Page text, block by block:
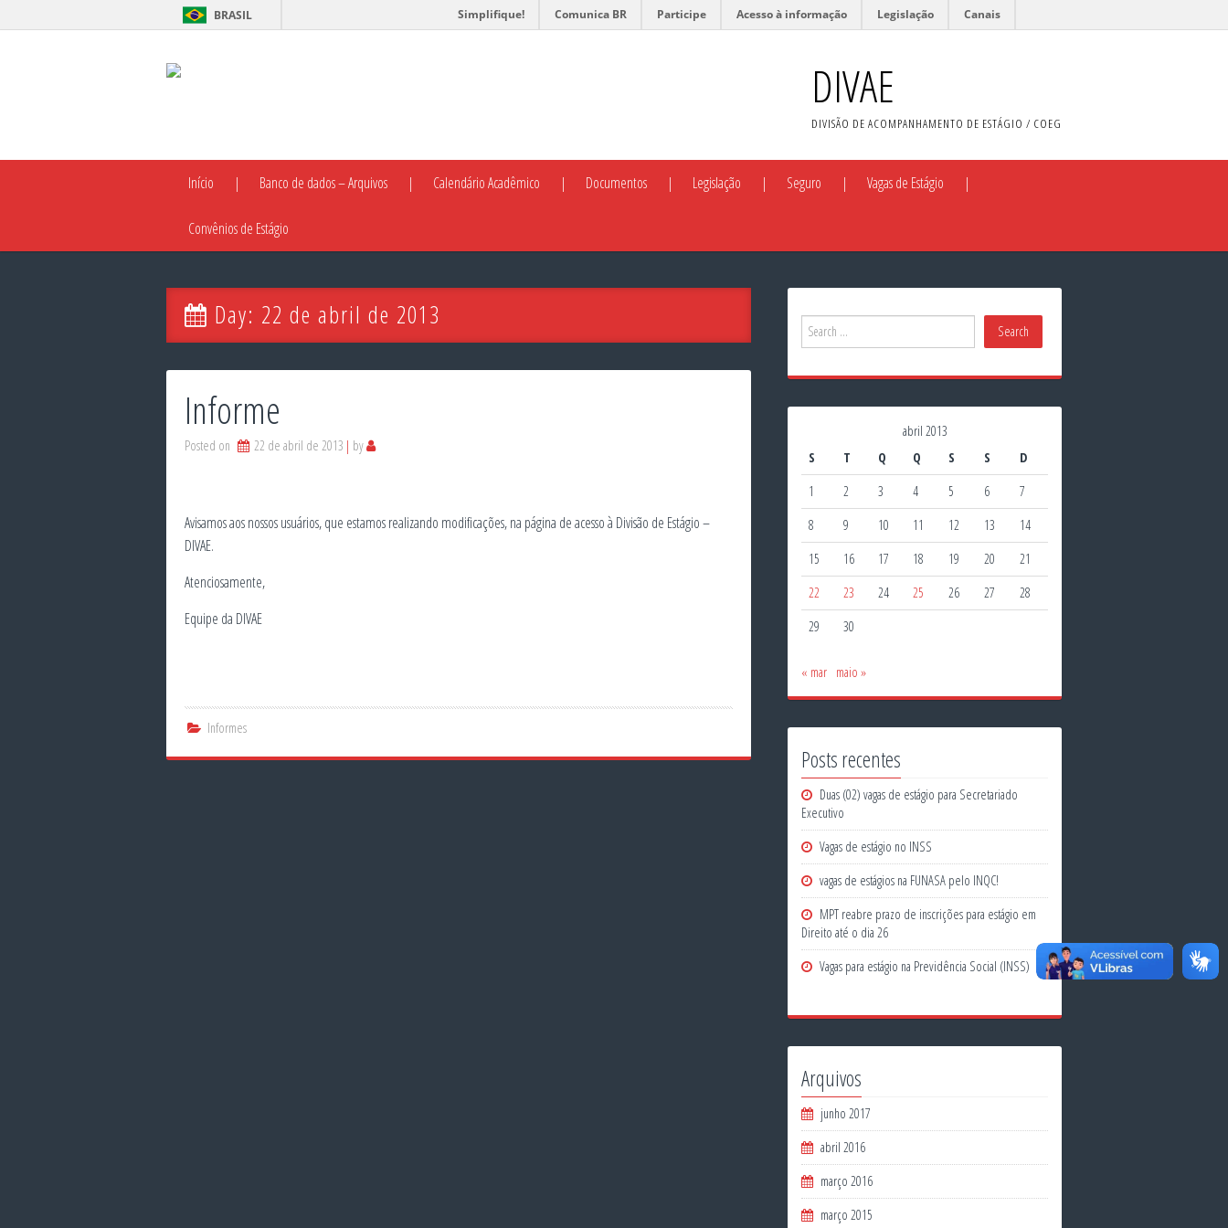
BRASIL Simplifique! Comunica BR Participe Acesso à informação Legislação Canais
DIVAE
DIVISÃO DE ACOMPANHAMENTO DE ESTÁGIO / COEG
Início Banco de dados – Arquivos Calendário Acadêmico Documentos Legislação Seguro Vagas de Estágio
Convênios de Estágio
Day: 22 de abril de 2013
Informe
Posted on 22 de abril de 2013 by
Avisamos aos nossos usuários, que estamos realizando modificações, na página de acesso à Divisão de Estágio –
DIVAE.
Atenciosamente,
Equipe da DIVAE
Informes
abril 2013
S
T Q Q S S
D
1
2 3 4 5 6
7
8
9 10 11 12 13
14
15
16 17 18 19 20
21
22
23 24 25 26 27
28
29
30
« mar maio »
Posts recentes
Duas (02) vagas de estágio para Secretariado
Executivo
Vagas de estágio no INSS
vagas de estágios na FUNASA pelo INQC!
MPT reabre prazo de inscrições para estágio em
Direito até o dia 26
Vagas para estágio na Previdência Social (INSS)
Arquivos
junho 2017
abril 2016
março 2016
março 2015